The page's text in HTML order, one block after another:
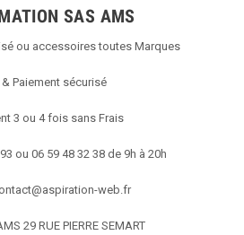
SAS AMS
ou accessoires toutes Marques
Paiement sécurisé
3 ou 4 fois sans Frais
ou 06 59 48 32 38 de 9h à 20h
web.fr
29 RUE PIERRE SEMART